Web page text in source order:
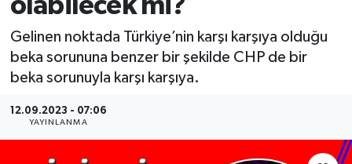
olabilecek mi?
Gelinen noktada Türkiye’nin karşı karşıya olduğu
beka sorununa benzer bir şekilde CHP de bir
beka sorunuyla karşı karşıya.
12.09.2023 - 07:06
YAYINLANMA
Programlar
YAŞAM